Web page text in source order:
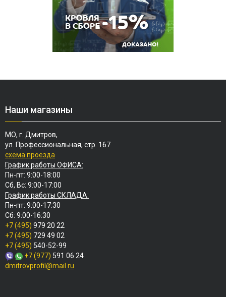
Наши магазины
МО, г. Дмитров,
ул. Профессиональная, стр. 167
схема проезда
График работы ОФИСА:
Пн-пт: 9:00-18:00
Сб, Вс: 9:00-17:00
График работы СКЛАДА:
Пн-пт: 9:00-17:30
Сб: 9:00-16:30
+7 (495) 979 20 22
+7 (495) 729 49 02
+7 (495) 540-52-99
+7 (977) 591 06 24
dmitrovprofil@mail.ru